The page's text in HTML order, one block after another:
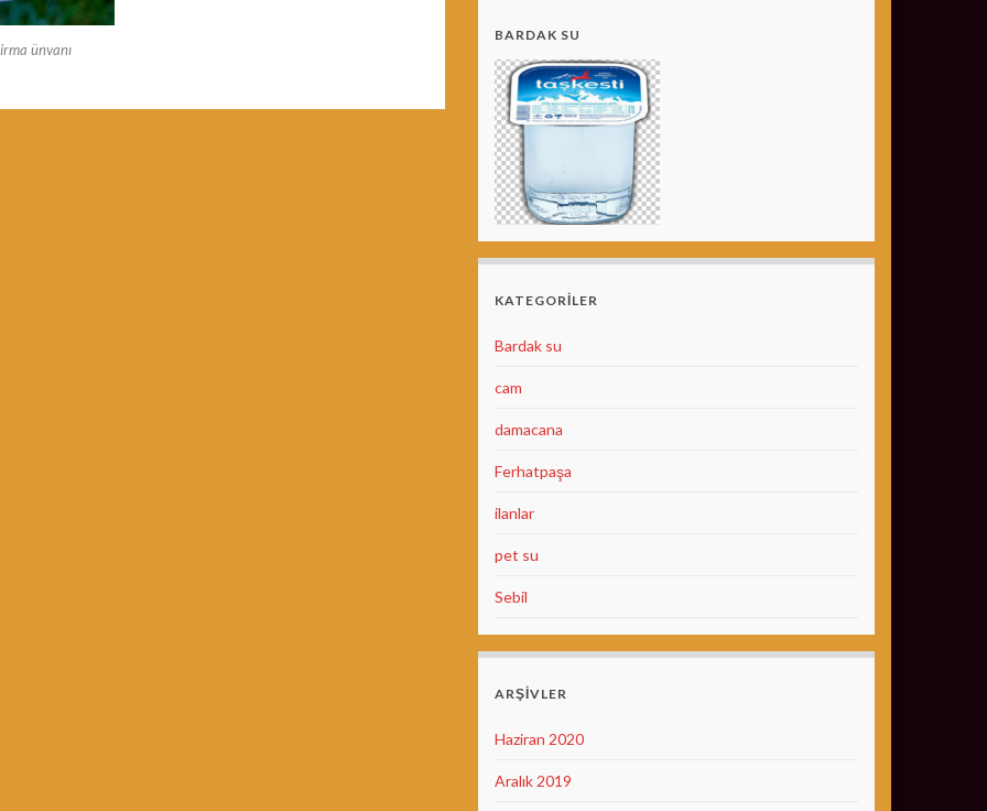
ünvanı
BARDAK SU
KATEGORILER
Bardak su
cam
damacana
Ferhatpaşa
ilanlar
pet su
Sebil
ARŞIVLER
Haziran 2020
Aralık 2019